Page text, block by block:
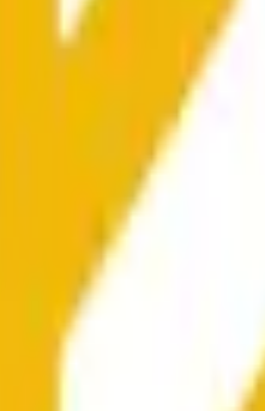
す。
or equal to the price at the
data stream available
or spot markets.